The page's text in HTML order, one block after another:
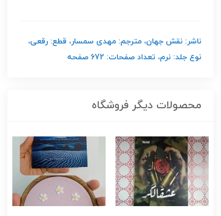
ناشر: نقش جهان، مترجم: مهدی سمسار، قطع: رقعی،
نوع جلد: نرم، تعداد صفحات: 672 صفحه
محصولات دیگر فروشگاه